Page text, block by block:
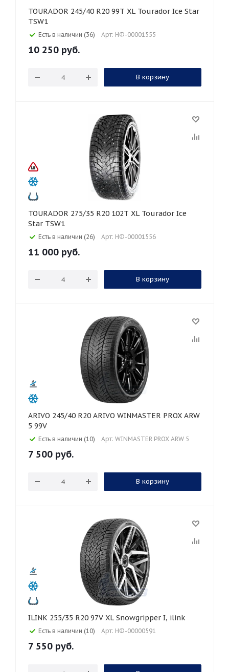
TOURADOR 245/40 R20 99T XL Tourador Ice Star
TSW1
Есть в наличии (36) Арт: НФ-00001555
10 250 руб.
В корзину
TOURADOR 275/35 R20 102T XL Tourador Ice
Star TSW1
Есть в наличии (26) Арт: НФ-00001556
11 000 руб.
В корзину
ARIVO 245/40 R20 ARIVO WINMASTER PROX ARW
5 99V
Есть в наличии (10) Арт: WINMASTER PROX ARW 5
7 500 руб.
В корзину
ILINK 255/35 R20 97V XL Snowgripper I, ilink
Есть в наличии (10) Арт: НФ-00000591
7 550 руб.